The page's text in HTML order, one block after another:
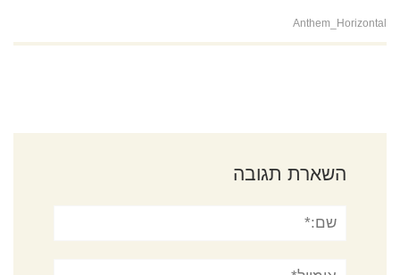
Anthem_Horizontal
השארת תגובה
אימייל*